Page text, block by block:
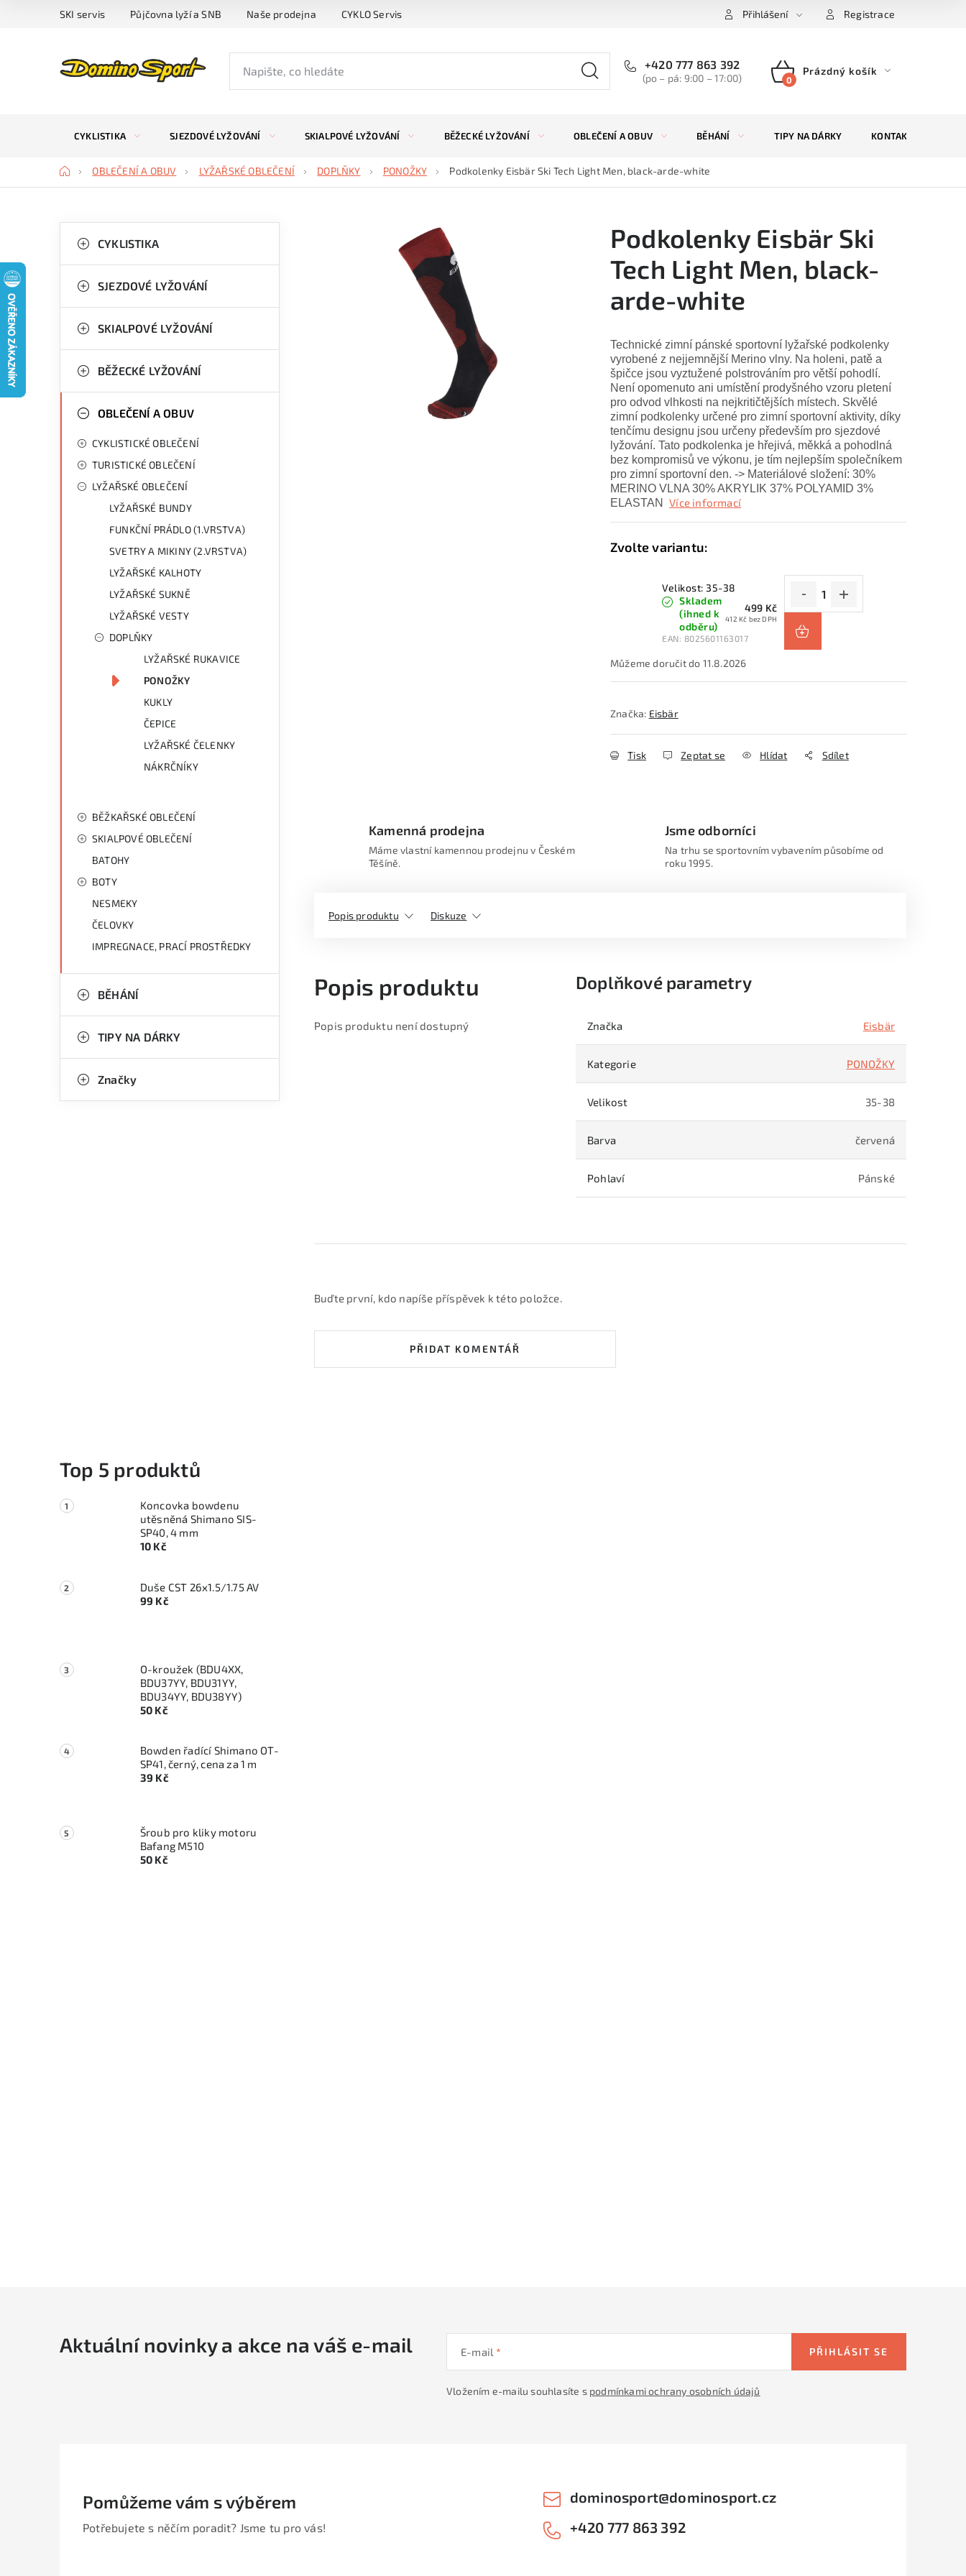
SKI servis Půjčovna lyží a SNB Naše prodejna CYKLO Servis Přihlášení Registrace
+420 777 863 392
(po – pá: 9:00 – 17:00)
NÁKUPNÍ
Prázdný košík
CYKLISTIKA SJEZDOVÉ LYŽOVÁNÍ SKIALPOVÉ LYŽOVÁNÍ BĚŽECKÉ LYŽOVÁNÍ OBLEČENÍ A OBUV BĚHÁNÍ TIPY NA DÁRKY KONTAKTY
DomůOBLEČENÍ A OBUV LYŽAŘSKÉ OBLEČENÍ DOPLŇKY PONOŽKY Podkolenky Eisbär Ski Tech Light Men, black-arde-white
o
t
r
n
kategorie
e
o
i
CYKLISTIKA
SJEZDOVÉ LYŽOVÁNÍ
SKIALPOVÉ LYŽOVÁNÍ
BĚŽECKÉ LYŽOVÁNÍ
OBLEČENÍ A OBUV
CYKLISTICKÉ OBLEČENÍ
TURISTICKÉ OBLEČENÍ
LYŽAŘSKÉ OBLEČENÍ
LYŽAŘSKÉ BUNDY
FUNKČNÍ PRÁDLO (1.VRSTVA)
SVETRY A MIKINY (2.VRSTVA)
LYŽAŘSKÉ KALHOTY
LYŽAŘSKÉ SUKNĚ
LYŽAŘSKÉ VESTY
DOPLŇKY
LYŽAŘSKÉ RUKAVICE
PONOŽKY
KUKLY
ČEPICE
LYŽAŘSKÉ ČELENKY
NÁKRČNÍKY
BĚŽKAŘSKÉ OBLEČENÍ
SKIALPOVÉ OBLEČENÍ
BATOHY
BOTY
NESMEKY
ČELOVKY
IMPREGNACE, PRACÍ PROSTŘEDKY
BĚHÁNÍ
TIPY NA DÁRKY
Značky
Top 5 produktů
Koncovka bowdenu
utěsněná Shimano SIS-
SP40, 4 mm
10 Kč
Duše CST 26x1.5/1.75 AV
99 Kč
O-kroužek (BDU4XX,
BDU37YY, BDU31YY,
BDU34YY, BDU38YY)
50 Kč
Bowden řadící Shimano OT-
SP41, černý, cena za 1 m
39 Kč
Šroub pro kliky motoru
Bafang M510
50 Kč
Podkolenky Eisbär Ski
Tech Light Men, black-
arde-white
Technické zimní pánské sportovní lyžařské podkolenky
vyrobené z nejjemnější Merino vlny. Na holeni, patě a
špičce jsou vyztužené polstrováním pro větší pohodlí.
Není opomenuto ani umístění prodyšného vzoru pletení
pro odvod vlhkosti na nejkritičtějších místech. Skvělé
zimní podkolenky určené pro zimní sportovní aktivity, díky
tenčímu designu jsou určeny především pro sjezdové
lyžování. Tato podkolenka je hřejivá, měkká a pohodlná
bez kompromisů ve výkonu, je tím nejlepším společníkem
pro zimní sportovní den. -> Materiálové složení: 30%
MERINO VLNA 30% AKRYLIK 37% POLYAMID 3%
ELASTAN
Více informací
Velikost: 35-38
Skladem
(ihned k
odběru)
EAN: 8025601163017
499 Kč
412 Kč bez DPH
11.8.2026
Značka: Eisbär
Tisk Zeptat se Hlídat Sdílet
Kamenná prodejna
Máme vlastní kamennou prodejnu v Českém
Těšíně.
Jsme odborníci
Na trhu se sportovním vybavením působíme od
roku 1995.
Popis produktu Diskuze
Popis produktu
Popis produktu není dostupný
Doplňkové parametry
Značka Eisbär
Kategorie PONOŽKY
Velikost 35-38
Barva červená
Pohlaví Pánské
Buďte první, kdo napíše příspěvek k této položce.
PŘIDAT KOMENTÁŘ
Aktuální novinky a akce na váš e-mail E-mail
Vložením e-mailu souhlasíte s podmínkami ochrany osobních údajů
PŘIHLÁSIT SE
Pomůžeme vám s výběrem
Potřebujete s něčím poradit? Jsme tu pro vás!
dominosport@dominosport.cz
+420 777 863 392